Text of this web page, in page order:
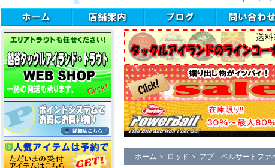
ホーム ＞ ロッド ＞ アブ ベルサートファベ